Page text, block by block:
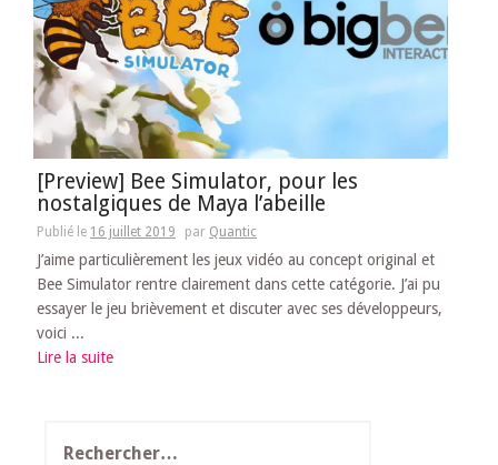
[Preview] Bee Simulator, pour les
nostalgiques de Maya l’abeille
Publié le 16 juillet 2019 par Quantic
J’aime particulièrement les jeux vidéo au concept original et
Bee Simulator rentre clairement dans cette catégorie. J’ai pu
essayer le jeu brièvement et discuter avec ses développeurs,
voici ...
Lire la suite